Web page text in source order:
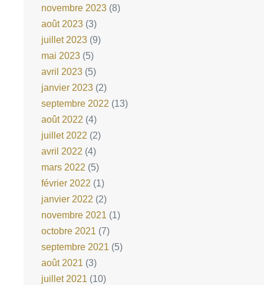
novembre 2023 (8)
août 2023 (3)
juillet 2023 (9)
mai 2023 (5)
avril 2023 (5)
janvier 2023 (2)
septembre 2022 (13)
août 2022 (4)
juillet 2022 (2)
avril 2022 (4)
mars 2022 (5)
février 2022 (1)
janvier 2022 (2)
novembre 2021 (1)
octobre 2021 (7)
septembre 2021 (5)
août 2021 (3)
juillet 2021 (10)